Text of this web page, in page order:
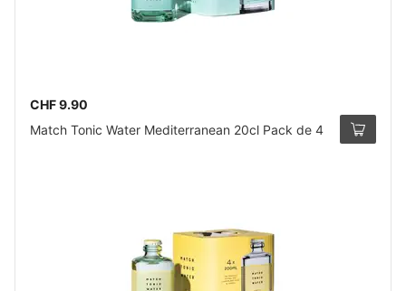
CHF 9.90
Match Tonic Water Mediterranean 20cl Pack de 4